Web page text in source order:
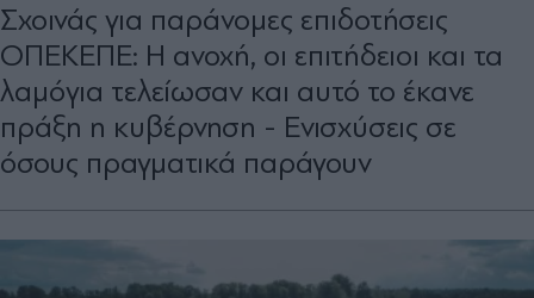
Σχοινάς για παράνομες επιδοτήσεις
ΟΠΕΚΕΠΕ: Η ανοχή, οι επιτήδειοι και τα
λαμόγια τελείωσαν και αυτό το έκανε
πράξη η κυβέρνηση - Ενισχύσεις σε
όσους πραγματικά παράγουν